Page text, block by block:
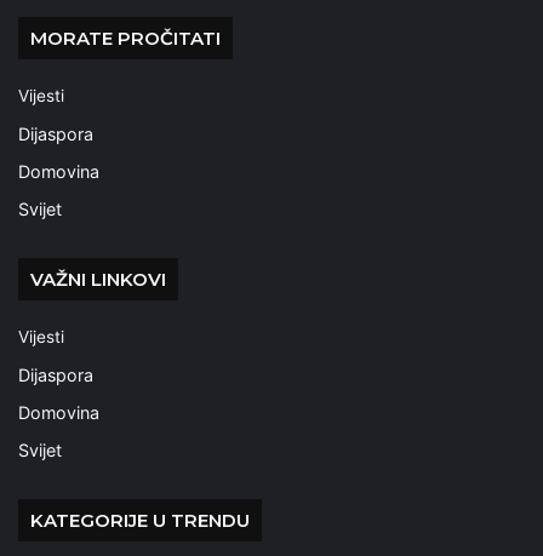
MORATE PROČITATI
Vijesti
Dijaspora
Domovina
Svijet
VAŽNI LINKOVI
Vijesti
Dijaspora
Domovina
Svijet
KATEGORIJE U TRENDU